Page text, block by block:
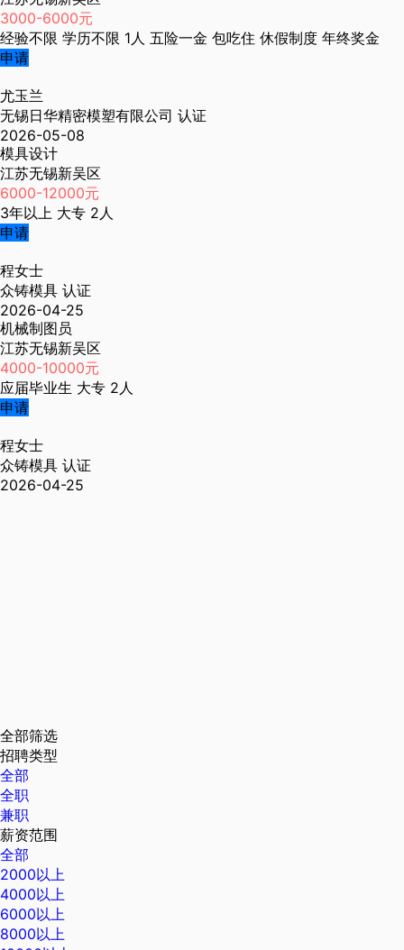
3000-6000元
经验不限 学历不限 1人 五险一金 包吃住 休假制度 年终奖金
申请
尤玉兰
无锡日华精密模塑有限公司 认证
2026-05-08
模具设计
江苏无锡新吴区
6000-12000元
3年以上 大专 2人
申请
程女士
众铸模具 认证
2026-04-25
机械制图员
江苏无锡新吴区
4000-10000元
应届毕业生 大专 2人
申请
程女士
众铸模具 认证
2026-04-25
全部筛选
招聘类型
全部
全职
兼职
薪资范围
全部
2000以上
4000以上
6000以上
8000以上